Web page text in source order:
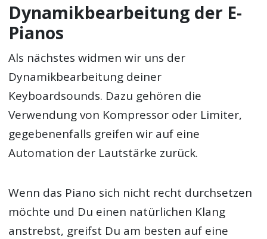
Dynamikbearbeitung der E-
Pianos
Als nächstes widmen wir uns der
Dynamikbearbeitung deiner
Keyboardsounds. Dazu gehören die
Verwendung von Kompressor oder Limiter,
gegebenenfalls greifen wir auf eine
Automation der Lautstärke zurück.
Wenn das Piano sich nicht recht durchsetzen
möchte und Du einen natürlichen Klang
anstrebst, greifst Du am besten auf eine